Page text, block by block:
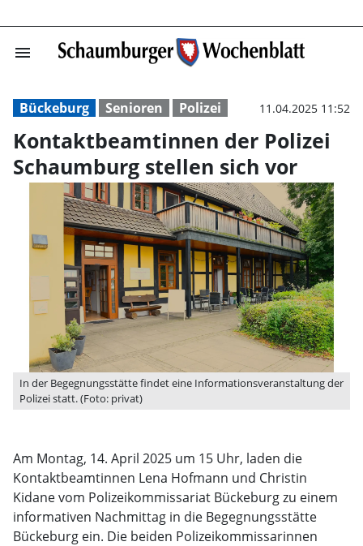
menu
Bückeburg Senioren Polizei 11.04.2025 11:52
Kontaktbeamtinnen der Polizei
Schaumburg stellen sich vor
In der Begegnungsstätte findet eine Informationsveranstaltung der
Polizei statt. (Foto: privat)
Am Montag, 14. April 2025 um 15 Uhr, laden die
Kontaktbeamtinnen Lena Hofmann und Christin
Kidane vom Polizeikommissariat Bückeburg zu einem
informativen Nachmittag in die Begegnungsstätte
Bückeburg ein. Die beiden Polizeikommissarinnen